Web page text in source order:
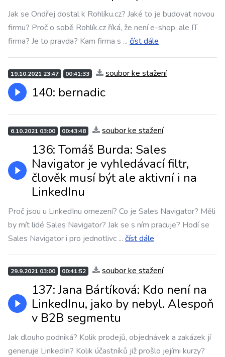
Jak se Ondřej dostal k Rohlíku.cz? Jaké to je budovat novou
firmu? Proč o sobě Rohlík.cz říká, že není e-shop, ale IT
firma? Je to pravda? Kam firma s ... číst dále
19.10.2021 23:47 00:41:33 soubor ke stažení
140: bernadic
6.10.2021 03:00 00:43:48 soubor ke stažení
136: Tomáš Burda: Sales
Navigator je vyhledávací filtr,
člověk musí být ale aktivní i na
LinkedInu
Proč jsou u LinkedInu omezení? Co je Sales Navigator? Měli
by mít lidé Sales Navigator? Jak se s ním pracuje? Hodí se
Sales Navigator i pro jednotlivc ... číst dále
29.9.2021 03:00 00:41:52 soubor ke stažení
137: Jana Bártíková: Kdo není na
LinkedInu, jako by nebyl. Alespoň
v B2B segmentu
Jak dlouho podniká? Kolik prodejů, objednávek a zakázek jí
generuje LinkedIn? Kolik účastníků již prošlo jejími kurzy?